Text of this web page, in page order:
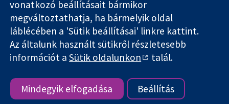
The Cochrane Collaboration is a charity (no. 1045921) and a
company limited by guarantee (no. 03044323) registered in
England & Wales. VAT registration number GB 718 2127 49.
Szerzői jog © 2026 The Cochrane Collaboration
Honlap szabályok és feltételek|Nyilatkozat|Adatvédelem
Cookie-kra vonatkozó irányelvek
Cookie beállítások
vonatkozó beállításait bármikor
megváltoztathatja, ha bármelyik oldal
láblécében a 'Sütik beállításai' linkre kattint.
Az általunk használt sütikről részletesebb
információt aSütik oldalunkon talál.
Mindegyik elfogadása Beállítás